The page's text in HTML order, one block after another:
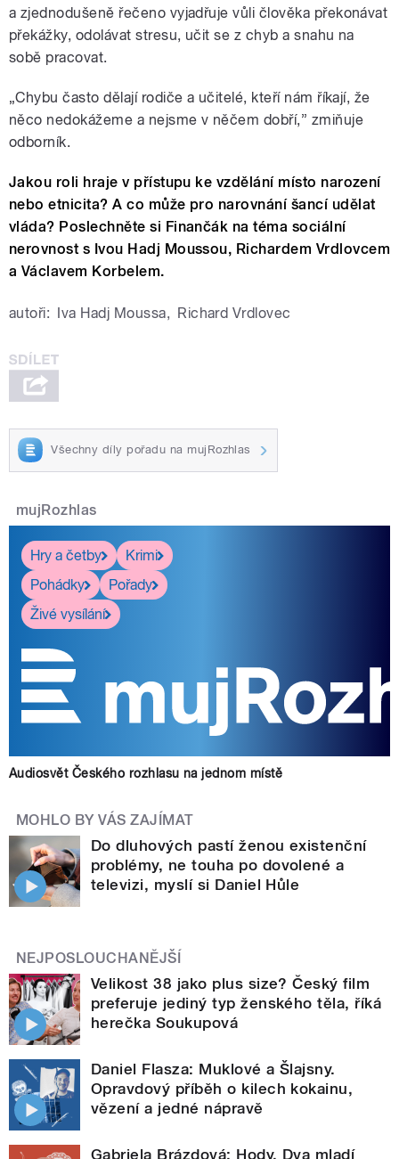
a zjednodušeně řečeno vyjadřuje vůli člověka překonávat
překážky, odolávat stresu, učit se z chyb a snahu na
sobě pracovat.
„Chybu často dělají rodiče a učitelé, kteří nám říkají, že
něco nedokážeme a nejsme v něčem dobří,” zmiňuje
odborník.
Jakou roli hraje v přístupu ke vzdělání místo narození
nebo etnicita? A co může pro narovnání šancí udělat
vláda? Poslechněte si Finančák na téma sociální
nerovnost s Ivou Hadj Moussou, Richardem Vrdlovcem
a Václavem Korbelem.
autoři: Iva Hadj Moussa, Richard Vrdlovec
Všechny díly pořadu na mujRozhlas
mujRozhlas
Hry a četby
Krimi
Pohádky
Pořady
Živé vysílání
Audiosvět Českého rozhlasu na jednom místě
MOHLO BY VÁS ZAJÍMAT
Do dluhových pastí ženou existenční
problémy, ne touha po dovolené a
televizi, myslí si Daniel Hůle
NEJPOSLOUCHANĚJŠÍ
Velikost 38 jako plus size? Český film
preferuje jediný typ ženského těla, říká
herečka Soukupová
Daniel Flasza: Muklové a Šlajsny.
Opravdový příběh o kilech kokainu,
vězení a jedné nápravě
Gabriela Brázdová: Hody. Dva mladí